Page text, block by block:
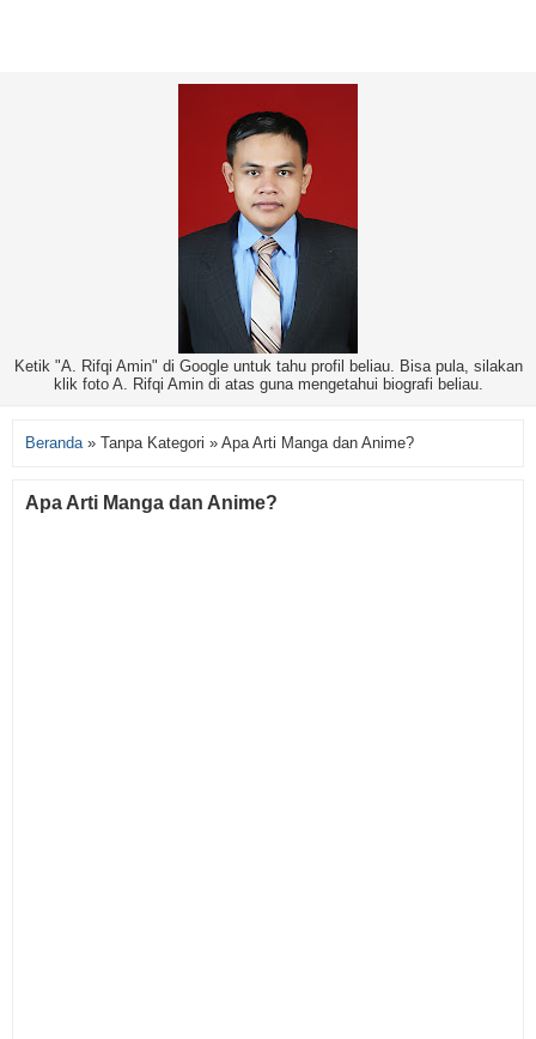
Ketik "A. Rifqi Amin" di Google untuk tahu profil beliau. Bisa pula, silakan
klik foto A. Rifqi Amin di atas guna mengetahui biografi beliau.
Beranda » Tanpa Kategori » Apa Arti Manga dan Anime?
Apa Arti Manga dan Anime?